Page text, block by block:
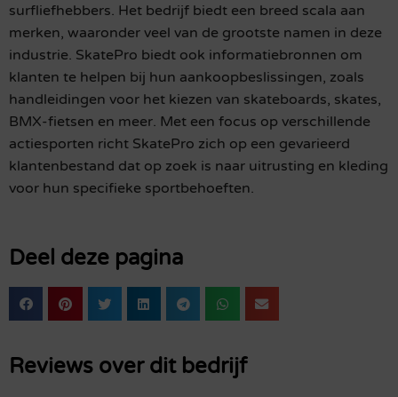
surfliefhebbers. Het bedrijf biedt een breed scala aan
merken, waaronder veel van de grootste namen in deze
industrie. SkatePro biedt ook informatiebronnen om
klanten te helpen bij hun aankoopbeslissingen, zoals
handleidingen voor het kiezen van skateboards, skates,
BMX-fietsen en meer. Met een focus op verschillende
actiesporten richt SkatePro zich op een gevarieerd
klantenbestand dat op zoek is naar uitrusting en kleding
voor hun specifieke sportbehoeften.
Deel deze pagina
Reviews over dit bedrijf